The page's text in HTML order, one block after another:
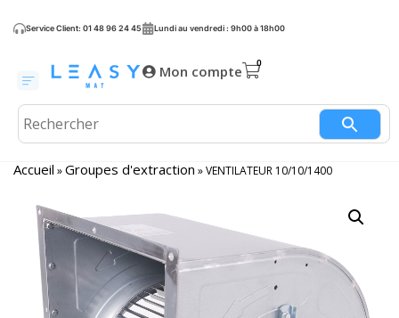
Service Client: 01 48 96 24 45 Lundi au vendredi : 9h00 à 18h00
Mon compte
Accueil »Groupes d'extraction »VENTILATEUR 10/10/1400